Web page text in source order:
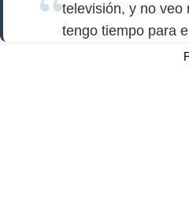
televisión, y no veo
tengo tiempo para